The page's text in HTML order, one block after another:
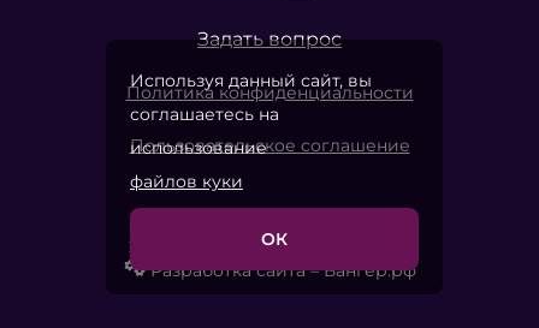
Задать вопрос
Политика конфиденциальности
Пользовательское соглашение
2026 © «Азия Мьюзик Компани»
Разработка сайта – Вангер.рф
Используя данный сайт, вы
соглашаетесь на
использование
файлов куки
ОК